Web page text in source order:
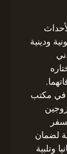
ودينية
في مكتب
لضمان
وتلبية